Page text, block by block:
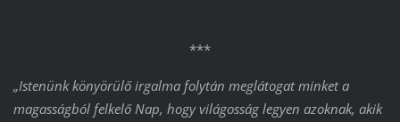
***
„Istenünk könyörülő irgalma folytán meglátogat minket a
magasságból felkelő Nap, hogy világosság legyen azoknak, akik